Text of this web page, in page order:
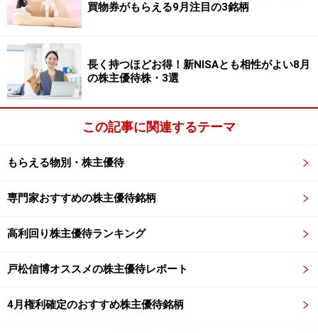
にしたほうが良いと思われます。
＞＞＞続いて２位と１位の発表です！
※記事内容は執筆時点のものです。最新の内容をご確認くださ
い。
商品や投資行動を推奨するものではありません。
掲載情報の正確性・完全性については十分に配慮しております
が、その内容を保証するものではなく、これに基づく損失・損害
などについて当社は一切の責任を負いません。
最新の情報や詳細については、必ず各金融機関やサービス提供者
の公式情報をご確認ください。
1/2
買物券がもらえる9月注目の3銘柄
長く持つほどお得！新NISAとも相性がよい8月
の株主優待株・3選
この記事に関連するテーマ
もらえる物別・株主優待
専門家おすすめの株主優待銘柄
高利回り株主優待ランキング
戸松信博オススメの株主優待レポート
4月権利確定のおすすめ株主優待銘柄